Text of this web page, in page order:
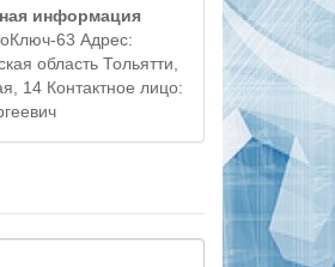
информация
63 Адрес:
область Тольятти,
14 Контактное лицо: